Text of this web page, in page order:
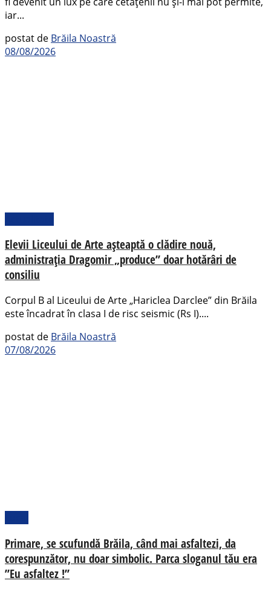
iar...
postat de Brăila Noastră
08/08/2026
Elevii Liceului de Arte așteaptă o clădire nouă,
administrația Dragomir „produce” doar hotărâri de
consiliu
Corpul B al Liceului de Arte „Hariclea Darclee” din Brăila
este încadrat în clasa I de risc seismic (Rs I)....
postat de Brăila Noastră
07/08/2026
Primare, se scufundă Brăila, când mai asfaltezi, da
corespunzător, nu doar simbolic. Parca sloganul tău era
”Eu asfaltez !”